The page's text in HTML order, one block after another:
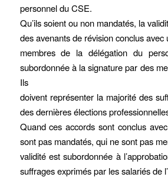
personnel du CSE.
Qu’ils soient ou non mandatés, la
des avenants de révision conclus avec
membres de la délégation du
subordonnée à la signature par des
Ils
doivent représenter la majorité des
des dernières élections
Quand ces accords sont conclus
sont pas mandatés, qui ne sont pas
validité est subordonnée à
suffrages exprimés par les salariés de